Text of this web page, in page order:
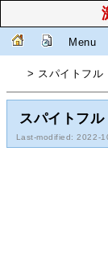
Menu
> スパイトフル
スパイトフル
Last-modified: 2022-